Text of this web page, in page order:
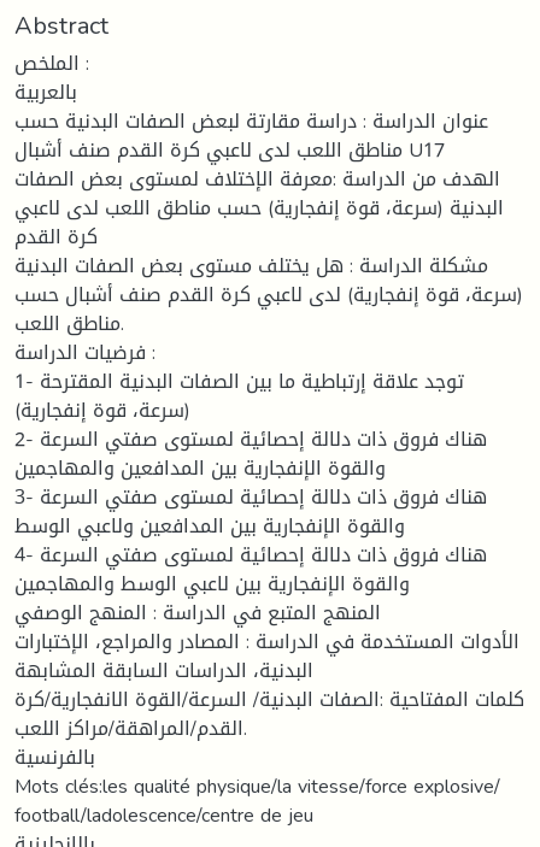
Abstract
الملخص :
بالعربية
عنوان الدراسة : دراسة مقارتة لبعض الصفات البدنية حسب
مناطق اللعب لدى لاعبي كرة القدم صنف أشبال U17
الهدف من الدراسة :معرفة الإختلاف لمستوى بعض الصفات
البدنية (سرعة، قوة إنفجارية) حسب مناطق اللعب لدى لاعبي
كرة القدم
مشكلة الدراسة : هل يختلف مستوى بعض الصفات البدنية
(سرعة، قوة إنفجارية) لدى لاعبي كرة القدم صنف أشبال حسب
مناطق اللعب.
فرضيات الدراسة :
1- توجد علاقة إرتباطية ما بين الصفات البدنية المقترحة
(سرعة، قوة إنفجارية)
2- هناك فروق ذات دلالة إحصائية لمستوى صفتي السرعة
والقوة الإنفجارية بين المدافعين والمهاجمين
3- هناك فروق ذات دلالة إحصائية لمستوى صفتي السرعة
والقوة الإنفجارية بين المدافعين ولاعبي الوسط
4- هناك فروق ذات دلالة إحصائية لمستوى صفتي السرعة
والقوة الإنفجارية بين لاعبي الوسط والمهاجمين
المنهج المتبع في الدراسة : المنهج الوصفي
الأدوات المستخدمة في الدراسة : المصادر والمراجع، الإختبارات
البدنية، الدراسات السابقة المشابهة
كلمات المفتاحية :الصفات البدنية/ السرعة/القوة الانفجارية/كرة
القدم/المراهقة/مراكز اللعب.
بالفرنسية
Mots clés:les qualité physique/la vitesse/force explosive/
football/ladolescence/centre de jeu